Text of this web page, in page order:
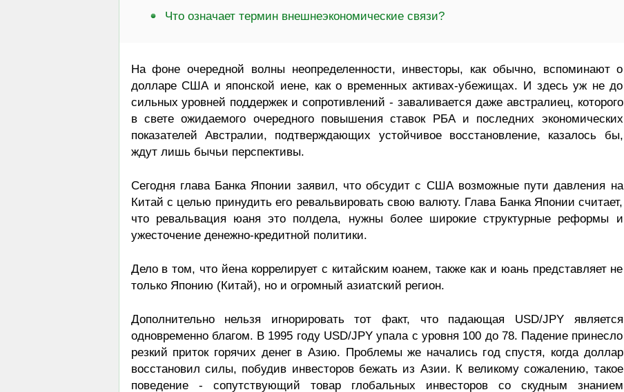
Что означает термин внешнеэкономические связи?
На фоне очередной волны неопределенности, инвесторы, как обычно, вспоминают о
долларе США и японской иене, как о временных активах-убежищах. И здесь уж не до
сильных уровней поддержек и сопротивлений - заваливается даже австралиец, которого
в свете ожидаемого очередного повышения ставок РБА и последних экономических
показателей Австралии, подтверждающих устойчивое восстановление, казалось бы,
ждут лишь бычьи перспективы.
Сегодня глава Банка Японии заявил, что обсудит с США возможные пути давления на
Китай с целью принудить его ревальвировать свою валюту. Глава Банка Японии считает,
что ревальвация юаня это полдела, нужны более широкие структурные реформы и
ужесточение денежно-кредитной политики.
Дело в том, что йена коррелирует с китайским юанем, также как и юань представляет не
только Японию (Китай), но и огромный азиатский регион.
Дополнительно нельзя игнорировать тот факт, что падающая USD/JPY является
одновременно благом. В 1995 году USD/JPY упала с уровня 100 до 78. Падение принесло
резкий приток горячих денег в Азию. Проблемы же начались год спустя, когда доллар
восстановил силы, побудив инвесторов бежать из Азии. К великому сожалению, такое
поведение - сопутствующий товар глобальных инвесторов со скудным знанием